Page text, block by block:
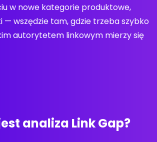
w nowe kategorie produktowe,
— wszędzie tam, gdzie trzeba szybko
autorytetem linkowym mierzy się
analiza Link Gap?